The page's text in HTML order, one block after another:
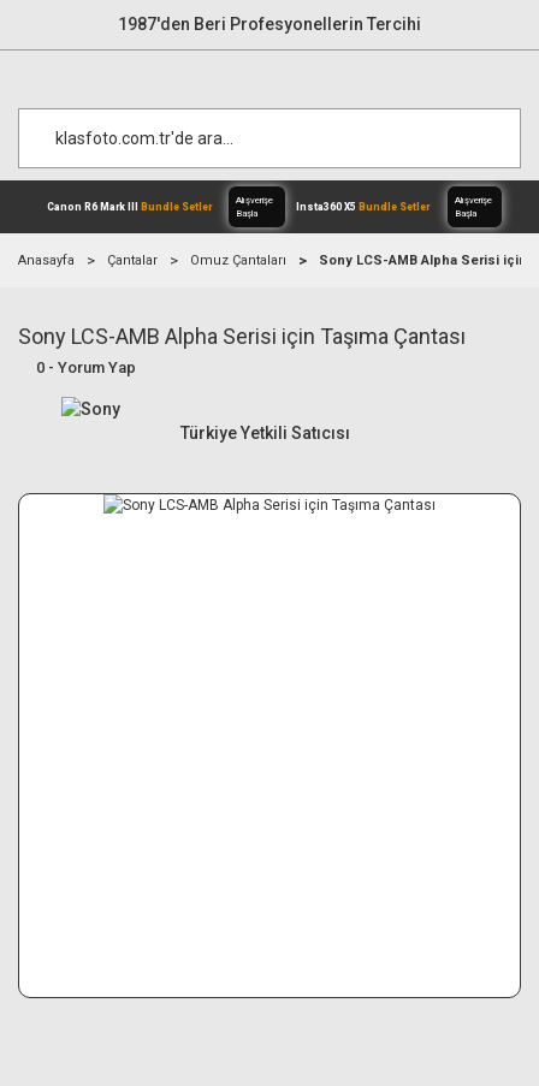
1987'den Beri Profesyonellerin Tercihi
Canon R6 Mark IIIBundle Setler
Alışverişe
Anasayfa Çantalar Omuz Çantaları Sony LCS-AMB Alpha Serisi için
Sony LCS-AMB Alpha Serisi için Taşıma Çantası
0 - Yorum Yap
Türkiye Yetkili Satıcısı